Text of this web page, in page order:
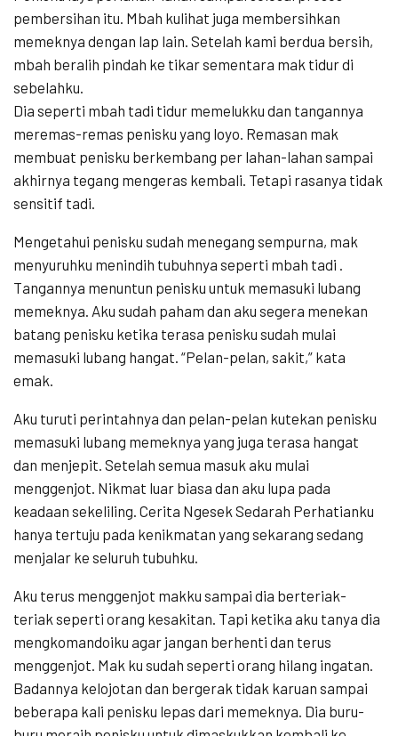
pembersihan itu. Mbah kulihat juga membersihkan
memeknya dengan lap lain. Setelah kami berdua bersih,
mbah beralih pindah ke tikar sementara mak tidur di
sebelahku.
Dia seperti mbah tadi tidur memelukku dan tangannya
meremas-remas penisku yang loyo. Remasan mak
membuat penisku berkembang per lahan-lahan sampai
akhirnya tegang mengeras kembali. Tetapi rasanya tidak
sensitif tadi.
Mengetahui penisku sudah menegang sempurna, mak
menyuruhku menindih tubuhnya seperti mbah tadi .
Tangannya menuntun penisku untuk memasuki lubang
memeknya. Aku sudah paham dan aku segera menekan
batang penisku ketika terasa penisku sudah mulai
memasuki lubang hangat. “Pelan-pelan, sakit,” kata
emak.
Aku turuti perintahnya dan pelan-pelan kutekan penisku
memasuki lubang memeknya yang juga terasa hangat
dan menjepit. Setelah semua masuk aku mulai
menggenjot. Nikmat luar biasa dan aku lupa pada
keadaan sekeliling. Cerita Ngesek Sedarah Perhatianku
hanya tertuju pada kenikmatan yang sekarang sedang
menjalar ke seluruh tubuhku.
Aku terus menggenjot makku sampai dia berteriak-
teriak seperti orang kesakitan. Tapi ketika aku tanya dia
mengkomandoiku agar jangan berhenti dan terus
menggenjot. Mak ku sudah seperti orang hilang ingatan.
Badannya kelojotan dan bergerak tidak karuan sampai
beberapa kali penisku lepas dari memeknya. Dia buru-